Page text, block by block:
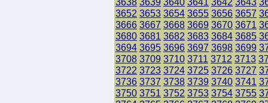
3652 3653 3654 3655 3656 3657
3666 3667 3668 3669 3670 3671
3680 3681 3682 3683 3684 3685
3694 3695 3696 3697 3698 3699
3708 3709 3710 3711 3712 3713
3722 3723 3724 3725 3726 3727
3736 3737 3738 3739 3740 3741
3750 3751 3752 3753 3754 3755